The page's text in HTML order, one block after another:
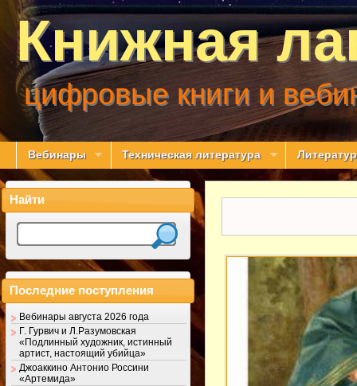
Книжная
цифровые книги и
Вебинары Техническая литература
Найти
Последние поступления
Вебинары августа 2026 года
Г. Гурвич и Л.Разумовская
«Подлинный художник, истинный
артист, настоящий убийца»
Джоаккино Антонио Россини
«Артемида»